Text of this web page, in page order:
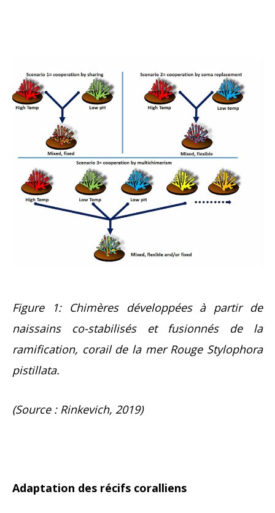
Figure 1: Chimères développées à partir de
naissains co-stabilisés et fusionnés de la
ramification, corail de la mer Rouge Stylophora
pistillata.
(Source : Rinkevich, 2019)
Adaptation des récifs coralliens